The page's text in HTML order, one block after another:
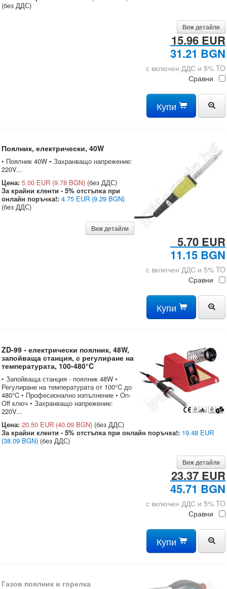
(без ДДС)
Виж детайли
15.96 EUR
31.21 BGN
с включен ДДС и 5% TO
Сравни
Купи
Поялник, електрически, 40W
• Поялник 40W • Захранващо напрежение:
220V...
Цена: 5.00 EUR (9.78 BGN) (без ДДС)
За крайни кленти - 5% отстъпка при
онлайн поръчка!: 4.75 EUR (9.29 BGN)
(без ДДС)
Виж детайли
5.70 EUR
11.15 BGN
с включен ДДС и 5% TO
Сравни
Купи
ZD-99 - електрически поялник, 48W,
запойваща станция, с регулиране на
температурата, 100-480°C
• Запойваща станция - поялник 48W •
Регулиране на температурата от 100°C до
480°C • Професионално изпълнение • On-
Off ключ • Захранващо напрежение:
220V...
Цена: 20.50 EUR (40.09 BGN) (без ДДС)
За крайни кленти - 5% отстъпка при онлайн поръчка!: 19.48 EUR
(38.09 BGN) (без ДДС)
Виж детайли
23.37 EUR
45.71 BGN
с включен ДДС и 5% TO
Сравни
Купи
Газов поялник и горелка